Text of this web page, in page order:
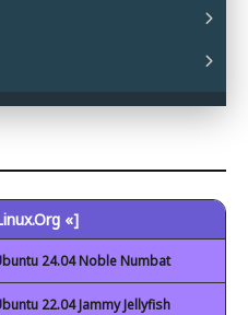
«]
24.04 Noble Numbat
22.04 Jammy Jellyfish